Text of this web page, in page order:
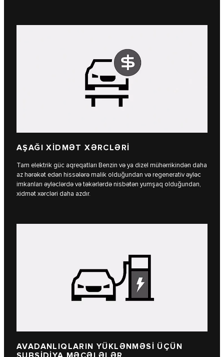
AŞAĞI XİDMƏT XƏRCLƏRİ
Tam elektrik güc aqreqatları Benzin və ya dizel mühərrikindən daha
az hərəkət edən hissələrə malik olduğundan və regenerativ əyləc
imkanları əyləclərdə və təkərlərdə nisbətən yumşaq olduğundan,
xidmət xərcləri daha azdır.
AVADANLIQLARIN YÜKLƏNMƏSİ ÜÇÜN